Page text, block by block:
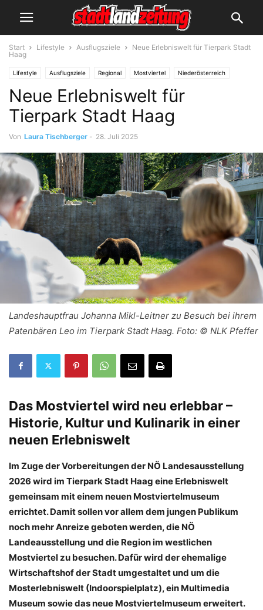
Start Lifestyle Ausflugsziele
Neue Erlebniswelt für Tierpark Stadt
Haag
Lifestyle Ausflugsziele Regional Mostviertel Niederösterreich
Neue Erlebniswelt für
Tierpark Stadt Haag
Von Laura Tischberger - 28. Juli 2025
Landeshauptfrau Johanna Mikl-Leitner zu Besuch bei ihrem
Patenbären Leo im Tierpark Stadt Haag. Foto: © NLK Pfeffer
Das Mostviertel wird neu erlebbar –
Historie, Kultur und Kulinarik in einer
neuen Erlebniswelt
Im Zuge der Vorbereitungen der NÖ Landesausstellung
2026 wird im Tierpark Stadt Haag eine Erlebniswelt
gemeinsam mit einem neuen Mostviertelmuseum
errichtet. Damit sollen vor allem dem jungen Publikum
noch mehr Anreize geboten werden, die NÖ
Landeausstellung und die Region im westlichen
Mostviertel zu besuchen. Dafür wird der ehemalige
Wirtschaftshof der Stadt umgestaltet und um die
Mosterlebniswelt (Indoorspielplatz), ein Multimedia
Museum sowie das neue Mostviertelmuseum erweitert.